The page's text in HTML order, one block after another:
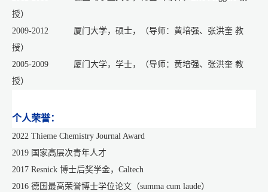
授）
2009-2012 厦门大学，硕士，（导师：黄培强、张洪奎 教
授）
2005-2009 厦门大学，学士，（导师：黄培强、张洪奎 教
授）
个人荣誉：
2022 Thieme Chemistry Journal Award
2019 国家高层次青年人才
2017 Resnick 博士后奖学金，Caltech
2016 德国最高荣誉博士学位论文（summa cum laude）